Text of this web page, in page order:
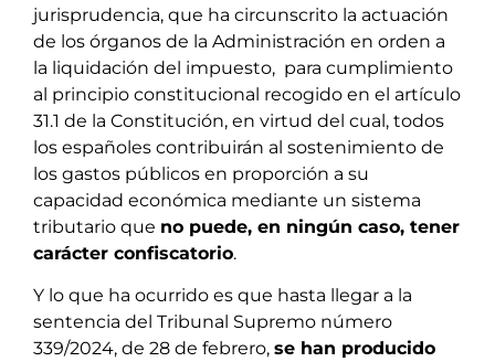
jurisprudencia, que ha circunscrito la actuación
de los órganos de la Administración en orden a
la liquidación del impuesto, para cumplimiento
al principio constitucional recogido en el artículo
31.1 de la Constitución, en virtud del cual, todos
los españoles contribuirán al sostenimiento de
los gastos públicos en proporción a su
capacidad económica mediante un sistema
tributario que no puede, en ningún caso, tener
carácter confiscatorio.
Y lo que ha ocurrido es que hasta llegar a la
sentencia del Tribunal Supremo número
339/2024, de 28 de febrero, se han producido